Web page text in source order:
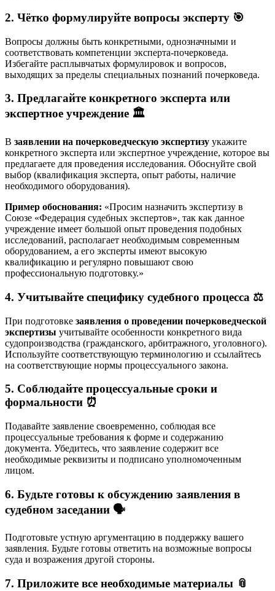
2. Чётко формулируйте вопросы эксперту 🎯
Вопросы должны быть конкретными, однозначными и
соответствовать компетенции эксперта-почерковеда.
Избегайте расплывчатых формулировок и вопросов,
выходящих за пределы специальных познаний почерковеда.
3. Предлагайте конкретного эксперта или
экспертное учреждение 🏛️
В заявлении на почерковедческую экспертизу укажите
конкретного эксперта или экспертное учреждение, которое вы
предлагаете для проведения исследования. Обоснуйте свой
выбор (квалификация эксперта, опыт работы, наличие
необходимого оборудования).
Пример обоснования: «Просим назначить экспертизу в
Союзе «Федерация судебных экспертов», так как данное
учреждение имеет большой опыт проведения подобных
исследований, располагает необходимым современным
оборудованием, а его эксперты имеют высокую
квалификацию и регулярно повышают свою
профессиональную подготовку.»
4. Учитывайте специфику судебного процесса ⚖️
При подготовке заявления о проведении почерковедческой
экспертизы учитывайте особенности конкретного вида
судопроизводства (гражданского, арбитражного, уголовного).
Используйте соответствующую терминологию и ссылайтесь
на соответствующие нормы процессуального закона.
5. Соблюдайте процессуальные сроки и
формальности ⏰
Подавайте заявление своевременно, соблюдая все
процессуальные требования к форме и содержанию
документа. Убедитесь, что заявление содержит все
необходимые реквизиты и подписано уполномоченным
лицом.
6. Будьте готовы к обсуждению заявления в
судебном заседании 🗣️
Подготовьте устную аргументацию в поддержку вашего
заявления. Будьте готовы ответить на возможные вопросы
суда и возражения другой стороны.
7. Приложите все необходимые материалы 📎